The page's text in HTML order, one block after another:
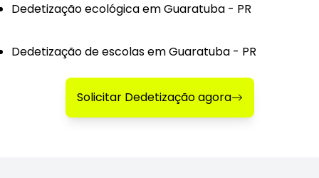
Dedetização ecológica em Guaratuba - PR
Dedetização de escolas em Guaratuba - PR
Solicitar Dedetização agora